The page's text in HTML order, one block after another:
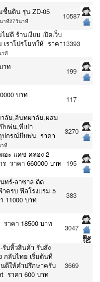
ชื้นดิน รุ่น ZD-05
าที27วินาที
10587
ม่ดี ร้านเงียบ เปิดเว็บ
ราโปรโมทให้ ราคา
าที
13393
าท 199
บาท
117
าลัม,อินทผาลัม,ผสม
บพ่น,ที่เป่า
ปกรณ์บีบพ่น ราคา
ที
3270
อะ แคช คลอง 2
ร ราคา 660000 บาท 195
ทร์-ลาซาล ติด
าครบ ฟีลโรงแรม 5
11000 บาท
383
ราคา 18500 บาท 3047
รับหิ้วสินค้า รับสั่ง
กลับไทย เริ่มต้นที่
ดีให้คำปรึกษาครับ
ราคา 600 บาท
3669